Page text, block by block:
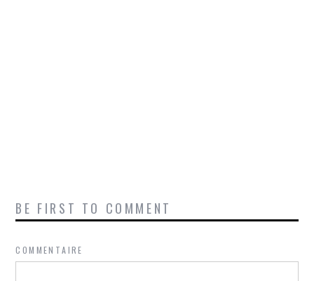
BE FIRST TO COMMENT
COMMENTAIRE